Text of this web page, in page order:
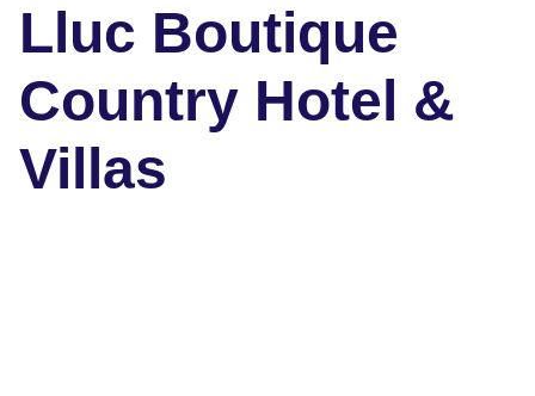
Lluc Boutique
Country Hotel &
Villas